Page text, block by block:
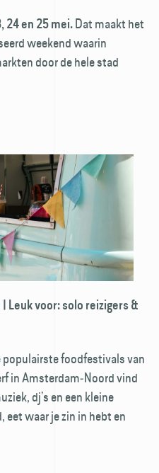
24 en 25 mei.Dat maakt het
weekend waarin
door de hele stad
Leuk voor: solo reizigers &
populairste foodfestivals van
in Amsterdam‑Noord vind
dj’s en een kleine
waar je zin in hebt en